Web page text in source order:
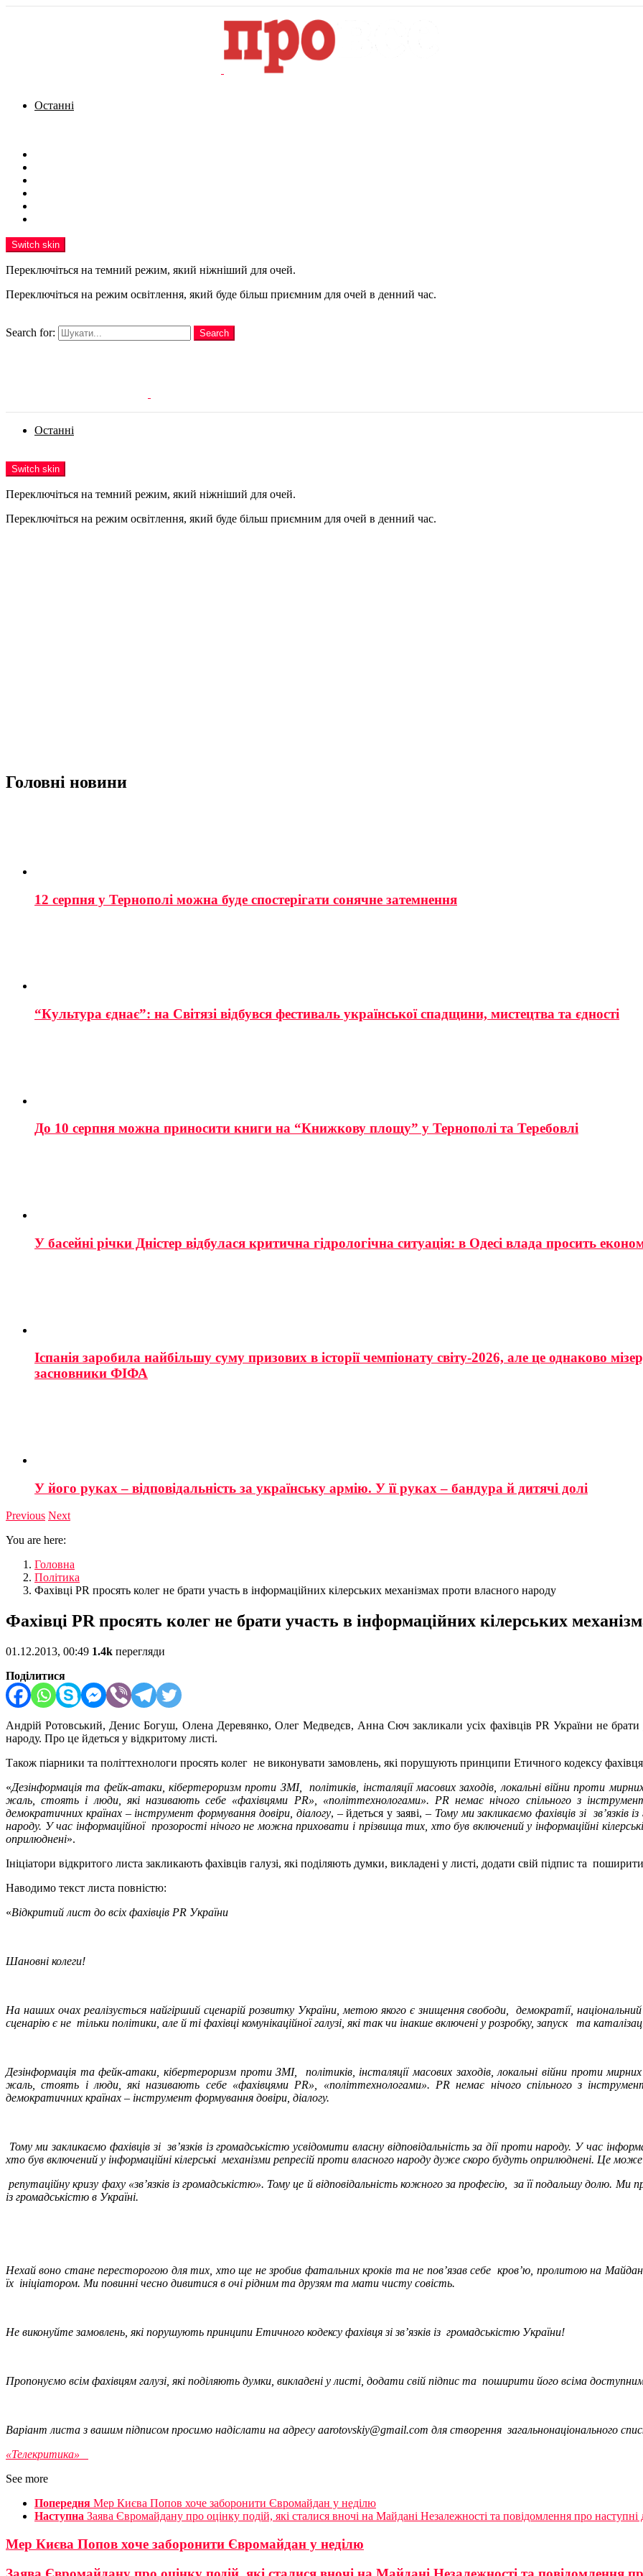
Останні
Switch skin
Переключіться на темний режим, який ніжніший для очей.
Переключіться на режим освітлення, який буде більш приємним для очей в денний час.
Search for:
Search
Останні
Switch skin
Переключіться на темний режим, який ніжніший для очей.
Переключіться на режим освітлення, який буде більш приємним для очей в денний час.
Головні новини
12 серпня у Тернополі можна буде спостерігати сонячне затемнення
“Культура єднає”: на Світязі відбувся фестиваль української спадщини, мистецтва та єдності
До 10 серпня можна приносити книги на “Книжкову площу” у Тернополі та Теребовлі
У басейні річки Дністер відбулася критична гідрологічна ситуація: в Одесі влада просить
Іспанія заробила найбільшу суму призових в історії чемпіонату світу-2026, але це однаково
засновники ФІФА
У його руках – відповідальність за українську армію. У її руках – бандура й дитячі долі
Previous Next
You are here:
Головна
Політика
Фахівці PR просять колег не брати участь в інформаційних кілерських механізмах проти власного народу
Фахівці PR просять колег не брати участь в інформаційних кілерських
01.12.2013, 00:49 1.4k перегляди
Поділитися
Андрій Ротовський, Денис Богуш, Олена Деревянко, Олег Медведєв, Анна Сюч закликали усіх фахівців PR України не брати
народу. Про це йдеться у відкритому листі.
Також піарники та політтехнологи просять колег не виконувати замовлень, які порушують принципи Етичного кодексу фахівця
«Дезінформація та фейк-атаки, кібертероризм проти ЗМІ, політиків, інсталяції масових заходів, локальні війни проти
жаль, стоять і люди, які називають себе «фахівцями PR», «політтехнологами». PR немає нічого спільного з
демократичних країнах – інструмент формування довіри, діалогу, – йдеться у заяві, – Тому ми закликаємо фахівців зі зв’язків
народу. У час інформаційної прозорості нічого не можна приховати і прізвища тих, хто був включений у інформаційні
оприлюднені».
Ініціатори відкритого листа закликають фахівців галузі, які поділяють думки, викладені у листі, додати свій підпис та
Наводимо текст листа повністю:
«Відкритий лист до всіх фахівців PR України
Шановні колеги!
На наших очах реалізується найгірший сценарій розвитку України, метою якого є знищення свободи, демократії,
сценарію є не тільки політики, але й ті фахівці комунікаційної галузі, які так чи інакше включені у розробку, запуск та
Дезінформація та фейк-атаки, кібертероризм проти ЗМІ, політиків, інсталяції масових заходів, локальні війни проти
жаль, стоять і люди, які називають себе «фахівцями PR», «політтехнологами». PR немає нічого спільного з
демократичних країнах – інструмент формування довіри, діалогу.
Тому ми закликаємо фахівців зі зв’язків із громадськістю усвідомити власну відповідальність за дії проти народу. У час
хто був включений у інформаційні кілерські механізми репресій проти власного народу дуже скоро будуть оприлюднені. Це
репутаційну кризу фаху «зв’язків із громадськістю». Тому це й відповідальність кожного за професію, за її подальшу долю. Ми
із громадськістю в Україні.
Нехай воно стане пересторогою для тих, хто ще не зробив фатальних кроків та не пов’язав себе кров’ю, пролитою на
їх ініціатором. Ми повинні чесно дивитися в очі рідним та друзям та мати чисту совість.
Не виконуйте замовлень, які порушують принципи Етичного кодексу фахівця зі зв’язків із громадськістю України!
Пропонуємо всім фахівцям галузі, які поділяють думки, викладені у листі, додати свій підпис та поширити його всіма
Варіант листа з вашим підписом просимо надіслати на адресу aarotovskiy@gmail.com для створення загальнонаціонального
«Телекритика»
See more
Попередня Мер Києва Попов хоче заборонити Євромайдан у неділю
Наступна Заява Євромайдану про оцінку подій, які сталися вночі на Майдані Незалежності та повідомлення про наступні
Мер Києва Попов хоче заборонити Євромайдан у неділю